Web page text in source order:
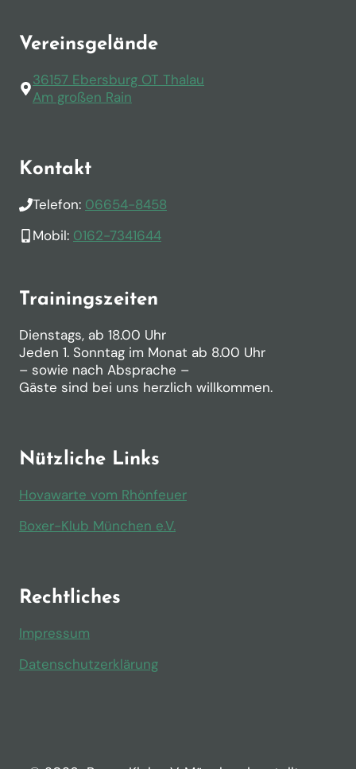
Vereinsgelände
36157 Ebersburg OT Thalau
Am großen Rain
Kontakt
Telefon: 06654-8458
Mobil: 0162-7341644
Trainingszeiten
Dienstags, ab 18.00 Uhr
Jeden 1. Sonntag im Monat ab 8.00 Uhr
– sowie nach Absprache –
Gäste sind bei uns herzlich willkommen.
Nützliche Links
Hovawarte vom Rhönfeuer
Boxer-Klub München e.V.
Rechtliches
Impressum
Datenschutzerklärung